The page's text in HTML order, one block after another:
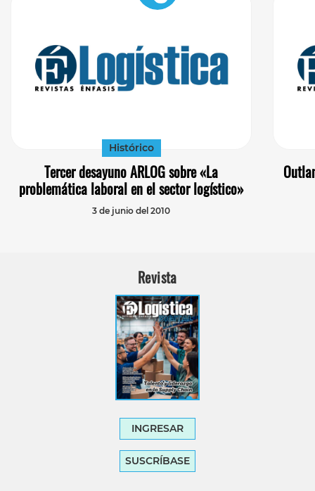
Histórico
Tercer desayuno ARLOG sobre «La
problemática laboral en el sector logístico»
3 de junio del 2010
Revista
INGRESAR
SUSCRÍBASE